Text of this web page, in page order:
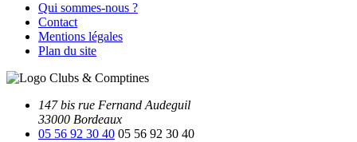
Qui sommes-nous ?
Contact
Mentions légales
Plan du site
147 bis rue Fernand Audeguil
33000 Bordeaux
05 56 92 30 40 05 56 92 30 40